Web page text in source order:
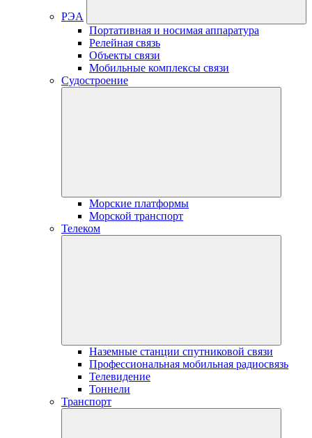
РЭА
Портативная и носимая аппаратура
Релейная связь
Объекты связи
Мобильные комплексы связи
Судостроение
Морские платформы
Морской транспорт
Телеком
Наземные станции спутниковой связи
Профессиональная мобильная радиосвязь
Телевидение
Тоннели
Транспорт